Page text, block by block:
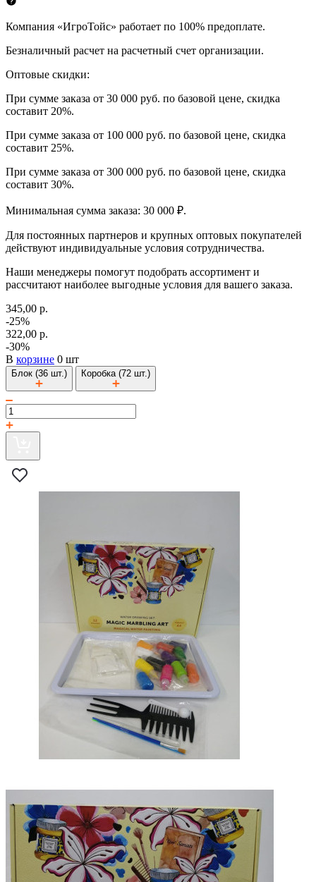
Компания «ИгроТойс» работает по 100% предоплате.
Безналичный расчет на расчетный счет организации.
Оптовые скидки:
При сумме заказа от 30 000 руб. по базовой цене, скидка
составит 20%.
При сумме заказа от 100 000 руб. по базовой цене, скидка
составит 25%.
При сумме заказа от 300 000 руб. по базовой цене, скидка
составит 30%.
Минимальная сумма заказа: 30 000 ₽.
Для постоянных партнеров и крупных оптовых покупателей
действуют индивидуальные условия сотрудничества.
Наши менеджеры помогут подобрать ассортимент и
рассчитают наиболее выгодные условия для вашего заказа.
345,00 р.
-25%
322,00 р.
-30%
В корзине 0 шт
Блок (36 шт.) Коробка (72 шт.)